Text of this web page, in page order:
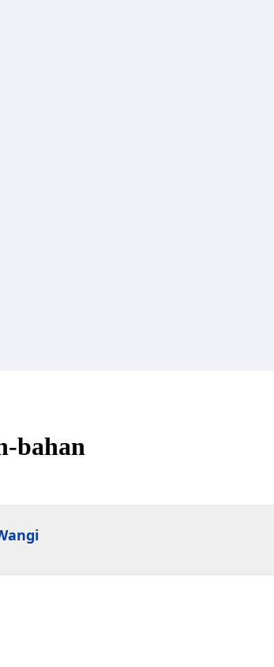
bahan